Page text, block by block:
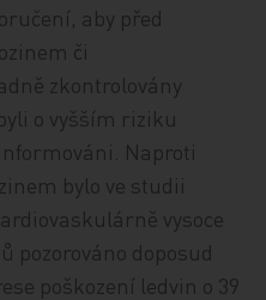
aby před
či
zkontrolovány
o vyšším riziku
Naproti
bylo ve studii
vysoce
pozorováno doposud
poškození ledvin o 39